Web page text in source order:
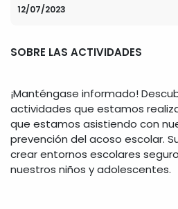
12/07/2023
SOBRE LAS ACTIVIDADES
¡Manténgase informado!
actividades que estamos
que estamos asistiendo con
prevención del acoso escolar.
crear entornos escolares
nuestros niños y adolescentes.